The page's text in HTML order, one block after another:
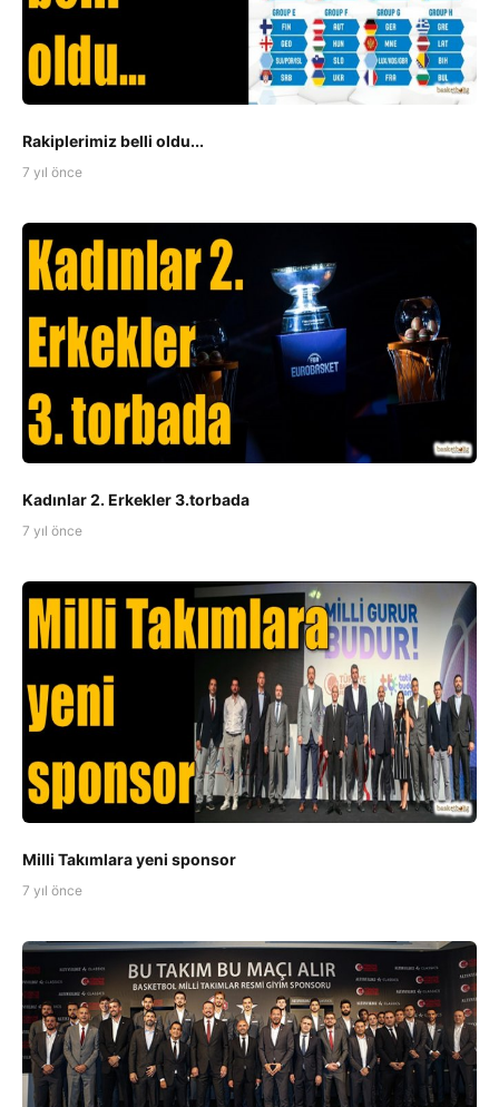
Rakiplerimiz belli oldu...
7 yıl önce
Kadınlar 2. Erkekler 3.torbada
7 yıl önce
Milli Takımlara yeni sponsor
7 yıl önce